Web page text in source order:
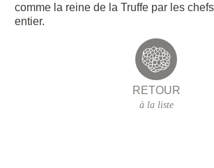
comme la reine de la Truffe par les
entier.
RETOUR
à la liste